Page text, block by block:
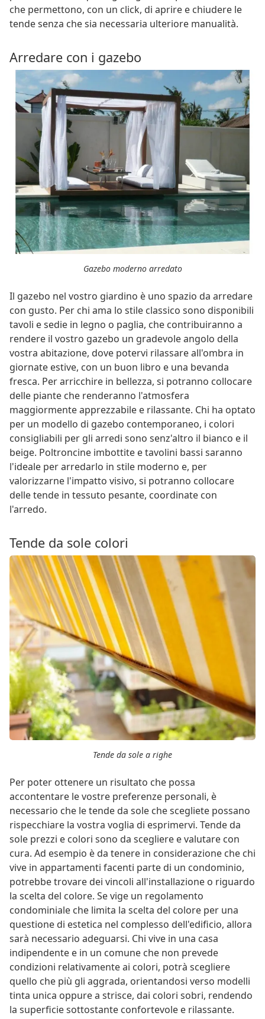
che permettono, con un click, di aprire e chiudere le
tende senza che sia necessaria ulteriore manualità.
Arredare con i gazebo
Gazebo moderno arredato
Il gazebo nel vostro giardino è uno spazio da arredare
con gusto. Per chi ama lo stile classico sono disponibili
tavoli e sedie in legno o paglia, che contribuiranno a
rendere il vostro gazebo un gradevole angolo della
vostra abitazione, dove potervi rilassare all'ombra in
giornate estive, con un buon libro e una bevanda
fresca. Per arricchire in bellezza, si potranno collocare
delle piante che renderanno l'atmosfera
maggiormente apprezzabile e rilassante. Chi ha optato
per un modello di gazebo contemporaneo, i colori
consigliabili per gli arredi sono senz'altro il bianco e il
beige. Poltroncine imbottite e tavolini bassi saranno
l'ideale per arredarlo in stile moderno e, per
valorizzarne l'impatto visivo, si potranno collocare
delle tende in tessuto pesante, coordinate con
l'arredo.
Tende da sole colori
Tende da sole a righe
Per poter ottenere un risultato che possa
accontentare le vostre preferenze personali, è
necessario che le tende da sole che scegliete possano
rispecchiare la vostra voglia di esprimervi. Tende da
sole prezzi e colori sono da scegliere e valutare con
cura. Ad esempio è da tenere in considerazione che chi
vive in appartamenti facenti parte di un condominio,
potrebbe trovare dei vincoli all'installazione o riguardo
la scelta del colore. Se vige un regolamento
condominiale che limita la scelta del colore per una
questione di estetica nel complesso dell'edificio, allora
sarà necessario adeguarsi. Chi vive in una casa
indipendente e in un comune che non prevede
condizioni relativamente ai colori, potrà scegliere
quello che più gli aggrada, orientandosi verso modelli
tinta unica oppure a strisce, dai colori sobri, rendendo
la superficie sottostante confortevole e rilassante.